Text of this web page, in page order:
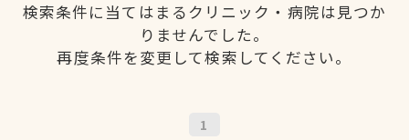
検索条件に当てはまるクリニック・病院は見つか
りませんでした。
再度条件を変更して検索してください。
1